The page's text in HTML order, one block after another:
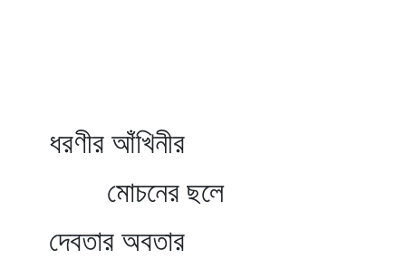
ধরণীর আঁখিনীর
মোচনের ছলে
দেবতার অবতার